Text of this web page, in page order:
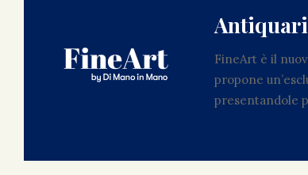
FineArt è il
propone
presentandole